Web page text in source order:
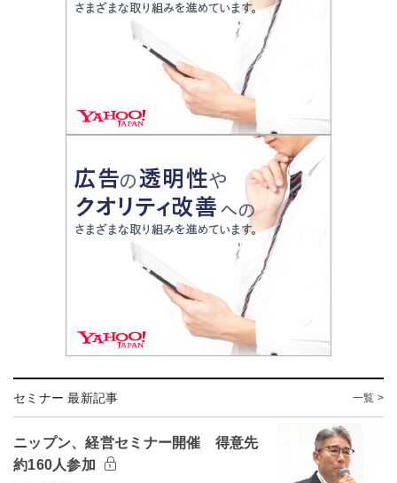
セミナー 最新記事 一覧 >
ニップン、経営セミナー開催 得意先
約160人参加